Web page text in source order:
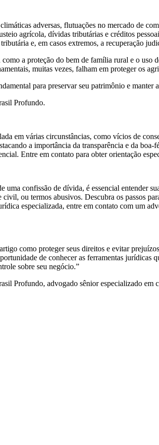
adversas, flutuações no mercado de
agrícola, dívidas tributárias e créditos
e, em casos extremos, a recuperação
a proteção do bem de família rural e o uso
muitas vezes, falham em proteger os
para preservar seu patrimônio e manter
Profundo.
em várias circunstâncias, como vícios de
a importância da transparência e da
Entre em contato para obter orientação
uma confissão de dívida, é essencial entender
ou termos abusivos. Descubra os passos
especializada, entre em contato com um
como proteger seus direitos e evitar
de conhecer as ferramentas jurídicas
sobre seu negócio.”
advogado sênior especializado em